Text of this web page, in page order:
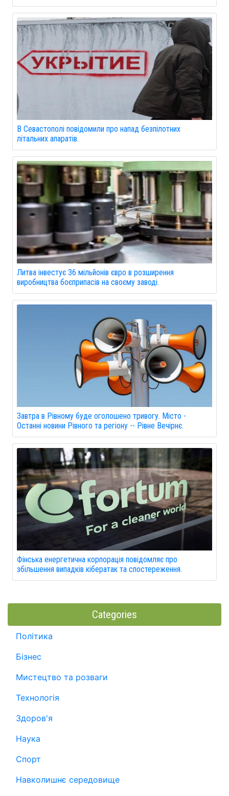
В Севастополі повідомили про напад безпілотних
літальних апаратів.
Литва інвестує 36 мільйонів євро в розширення
виробництва боєприпасів на своєму заводі.
Завтра в Рівному буде оголошено тривогу. Місто -
Останні новини Рівного та регіону -- Рівне Вечірнє.
Фінська енергетична корпорація повідомляє про
збільшення випадків кібератак та спостереження.
Categories
Політика
Бізнес
Мистецтво та розваги
Технологія
Здоров'я
Наука
Спорт
Навколишнє середовище